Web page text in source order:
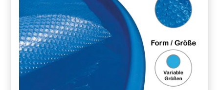
deinen Pool vor Tieren Informationen zur
Produktsicherheit Hersteller/EU Verantwortliche
Person: CF Group Deutschland GmbH,
Bahnhofstraße 68, 73240 Wendlingen, DE,
info.de@cf.group, +4970244048100
Gefahrstoffhinweise (falls vorhanden):